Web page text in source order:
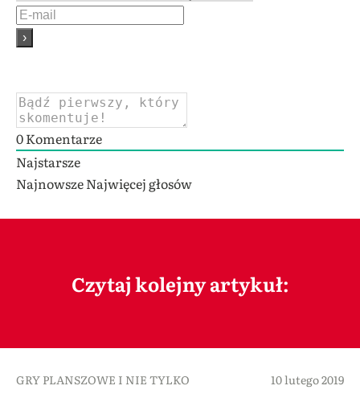
0Komentarze
Najstarsze
NajnowszeNajwięcej głosów
Czytaj kolejny artykuł:
GRY PLANSZOWE I NIE TYLKO 10 lutego 2019